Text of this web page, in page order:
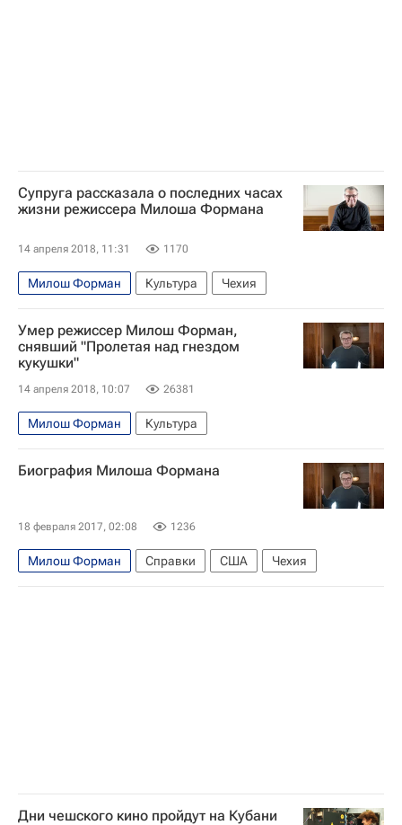
Супруга рассказала о последних часах
жизни режиссера Милоша Формана
14 апреля 2018, 11:31 1170
Милош Форман Культура Чехия
Умер режиссер Милош Форман,
снявший "Пролетая над гнездом
кукушки"
14 апреля 2018, 10:07 26381
Милош Форман Культура
Биография Милоша Формана
18 февраля 2017, 02:08 1236
Милош Форман Справки США Чехия
Дни чешского кино пройдут на Кубани